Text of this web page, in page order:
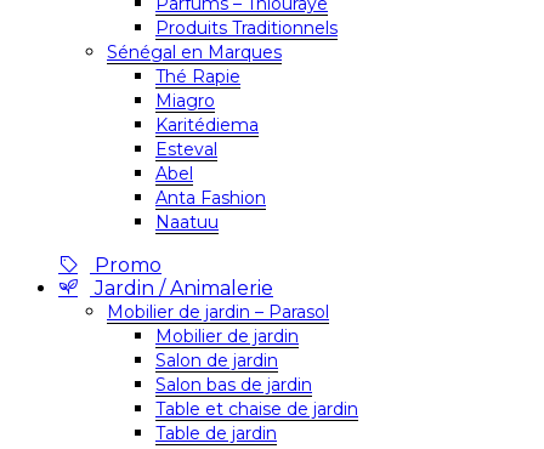
Produits Traditionnels
Sénégal en Marques
Thé Rapie
Miagro
Karitédiema
Esteval
Abel
Anta Fashion
Naatuu
Promo
Jardin / Animalerie
Mobilier de jardin – Parasol
Mobilier de jardin
Salon de jardin
Salon bas de jardin
Table et chaise de jardin
Table de jardin